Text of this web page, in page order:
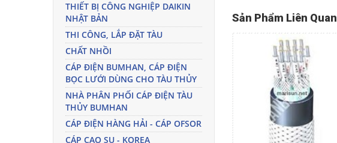
THIẾT BỊ CÔNG NGHIỆP DAIKIN
NHẬT BẢN
THI CÔNG, LẮP ĐẶT TÀU
CHẤT NHỒI
CÁP ĐIỆN BUMHAN, CÁP ĐIỆN
BỌC LƯỚI DÙNG CHO TÀU THỦY
NHÀ PHÂN PHỐI CÁP ĐIỆN TÀU
THỦY BUMHAN
CÁP ĐIỆN HÀNG HẢI - CÁP OFSOR
CÁP CAO SU - KOREA
Sản Phẩm Liên Quan